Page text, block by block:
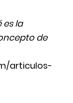
es la
de
articulos-